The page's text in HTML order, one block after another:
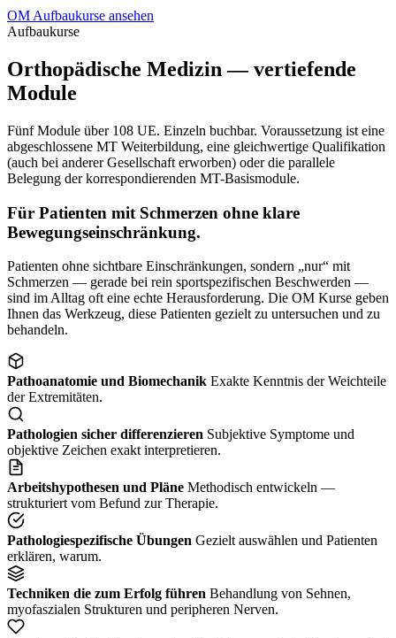
OM Aufbaukurse ansehen
Aufbaukurse
Orthopädische Medizin — vertiefende
Module
Fünf Module über 108 UE. Einzeln buchbar. Voraussetzung ist eine
abgeschlossene MT Weiterbildung, eine gleichwertige Qualifikation
(auch bei anderer Gesellschaft erworben) oder die parallele
Belegung der korrespondierenden MT-Basismodule.
Für Patienten mit Schmerzen ohne klare
Bewegungseinschränkung.
Patienten ohne sichtbare Einschränkungen, sondern „nur“ mit
Schmerzen — gerade bei rein sportspezifischen Beschwerden —
sind im Alltag oft eine echte Herausforderung. Die OM Kurse geben
Ihnen das Werkzeug, diese Patienten gezielt zu untersuchen und zu
behandeln.
Pathoanatomie und Biomechanik Exakte Kenntnis der Weichteile
der Extremitäten.
Pathologien sicher differenzieren Subjektive Symptome und
objektive Zeichen exakt interpretieren.
Arbeitshypothesen und Pläne Methodisch entwickeln —
strukturiert vom Befund zur Therapie.
Pathologiespezifische Übungen Gezielt auswählen und Patienten
erklären, warum.
Techniken die zum Erfolg führen Behandlung von Sehnen,
myofaszialen Strukturen und peripheren Nerven.